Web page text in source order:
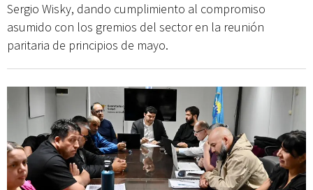
Sergio Wisky, dando cumplimiento al compromiso
asumido con los gremios del sector en la reunión
paritaria de principios de mayo.